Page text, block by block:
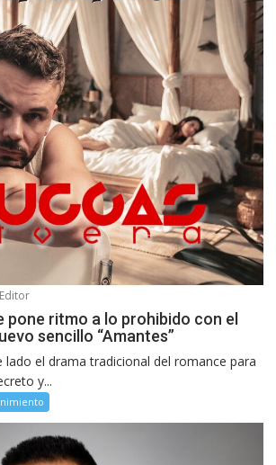
Editor
pone ritmo a lo prohibido con el
sencillo “Amantes”
lado el drama tradicional del romance para
y...